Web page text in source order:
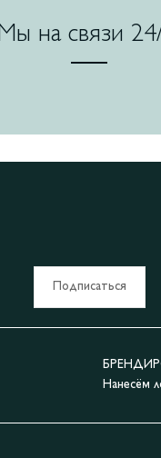
Мы на связи
Подписаться
Нанесём